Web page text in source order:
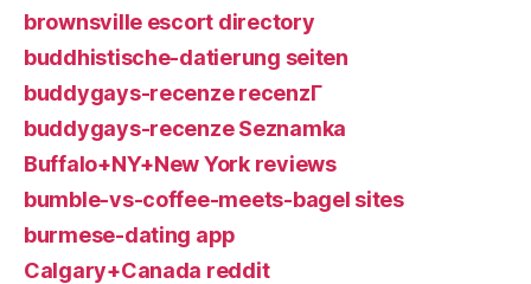
brownsville escort directory
buddhistische-datierung seiten
buddygays-recenze recenzГ­
buddygays-recenze Seznamka
Buffalo+NY+New York reviews
bumble-vs-coffee-meets-bagel sites
burmese-dating app
Calgary+Canada reddit